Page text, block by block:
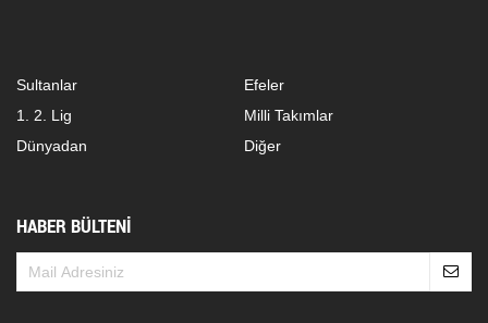
Sultanlar
Efeler
1. 2. Lig
Milli Takımlar
Dünyadan
Diğer
HABER BÜLTENİ